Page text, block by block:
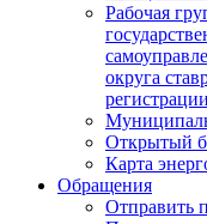
Рабочая
округа
Открытый
Карта
Обращения
Отправить